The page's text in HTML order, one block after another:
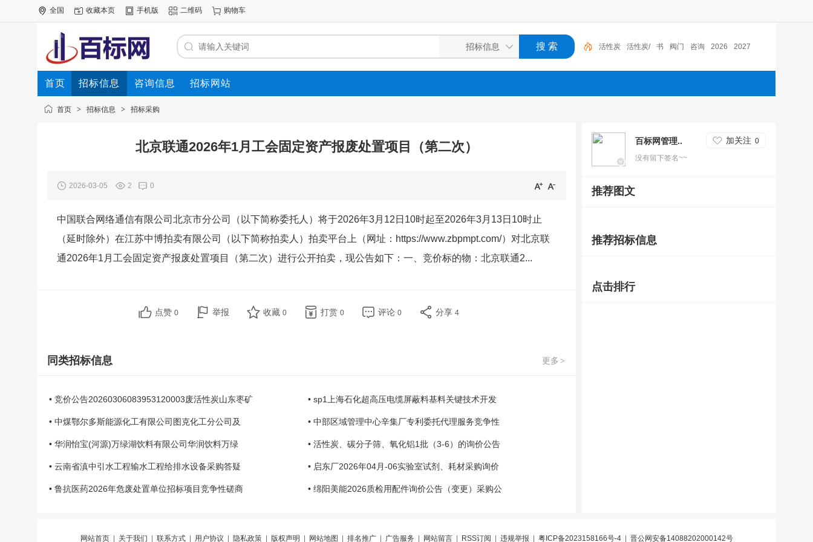
全国 收藏本页 手机版 二维码 购物车
活性炭 活性炭/ 书 阀门 咨询 2026 2027
首页 招标信息 咨询信息 招标网站
首页 > 招标信息 > 招标采购
北京联通2026年1月工会固定资产报废处置项目（第二次）
2026-03-05 2 0
中国联合网络通信有限公司北京市分公司（以下简称委托人）将于2026年3月12日10时起至2026年3月13日10时止
（延时除外）在江苏中博拍卖有限公司（以下简称拍卖人）拍卖平台上（网址：https://www.zbpmpt.com/）对北京联
通2026年1月工会固定资产报废处置项目（第二次）进行公开拍卖，现公告如下：一、竞价标的物：北京联通2...
点赞 0 举报 收藏 0 打赏 0 评论 0 分享 4
更多 >
同类招标信息
• 竞价公告20260306083953120003废活性炭山东枣矿 • sp1上海石化超高压电缆屏蔽料基料关键技术开发
• 中煤鄂尔多斯能源化工有限公司图克化工分公司及 • 中部区域管理中心辛集厂专利委托代理服务竞争性
• 华润怡宝(河源)万绿湖饮料有限公司华润饮料万绿 • 活性炭、碳分子筛、氧化铝1批（3-6）的询价公告
• 云南省滇中引水工程输水工程给排水设备采购答疑 • 启东厂2026年04月-06实验室试剂、耗材采购询价
• 鲁抗医药2026年危废处置单位招标项目竞争性磋商 • 绵阳美能2026质检用配件询价公告（变更）采购公
百标网管理.. 加关注 0
没有留下签名~~
推荐图文
推荐招标信息
点击排行
网站首页| 关于我们 联系方式| 用户协议 隐私政策| 版权声明 网站地图 排名推广| 广告服务 网站留言| RSS订阅 违规举报 粤ICP备2023158166号-4| 晋公网安备14088202000142号